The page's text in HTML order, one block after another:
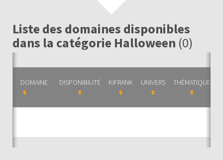
Liste des domaines disponibles
dans la catégorie Halloween (0)
DOMAINE DISPONIBILITÉ KIFRANK UNIVERS THÉMATIQUE